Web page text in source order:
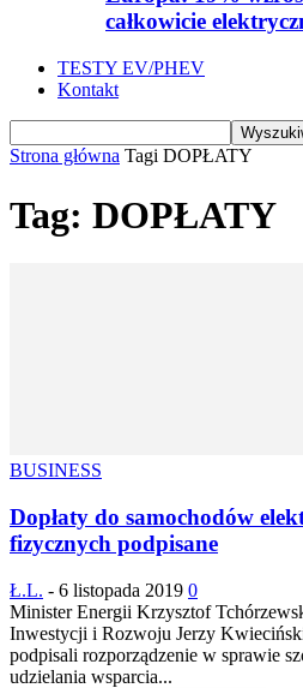
całkowicie
TESTY EV/PHEV
Kontakt
Strona główna Tagi DOPŁATY
Tag: DOPŁATY
BUSINESS
Dopłaty do samochodów
fizycznych podpisane
Ł.L. - 6 listopada 2019 0
Minister Energii Krzysztof
Inwestycji i Rozwoju Jerzy
podpisali rozporządzenie w sprawie
udzielania wsparcia...